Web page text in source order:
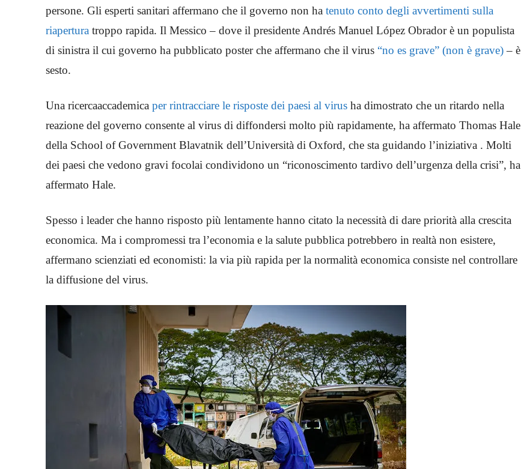
persone. Gli esperti sanitari affermano che il governo non ha tenuto conto degli avvertimenti sulla
riapertura troppo rapida. Il Messico – dove il presidente Andrés Manuel López Obrador è un populista
di sinistra il cui governo ha pubblicato poster che affermano che il virus “no es grave” (non è grave)– è
sesto.
Una ricercaaccademica per rintracciare le risposte dei paesi al virus ha dimostrato che un ritardo nella
reazione del governo consente al virus di diffondersi molto più rapidamente, ha affermato Thomas Hale
della School of Government Blavatnik dell’Università di Oxford, che sta guidando l’iniziativa . Molti
dei paesi che vedono gravi focolai condividono un “riconoscimento tardivo dell’urgenza della crisi”, ha
affermato Hale.
Spesso i leader che hanno risposto più lentamente hanno citato la necessità di dare priorità alla crescita
economica. Ma i compromessi tra l’economia e la salute pubblica potrebbero in realtà non esistere,
affermano scienziati ed economisti: la via più rapida per la normalità economica consiste nel controllare
la diffusione del virus.